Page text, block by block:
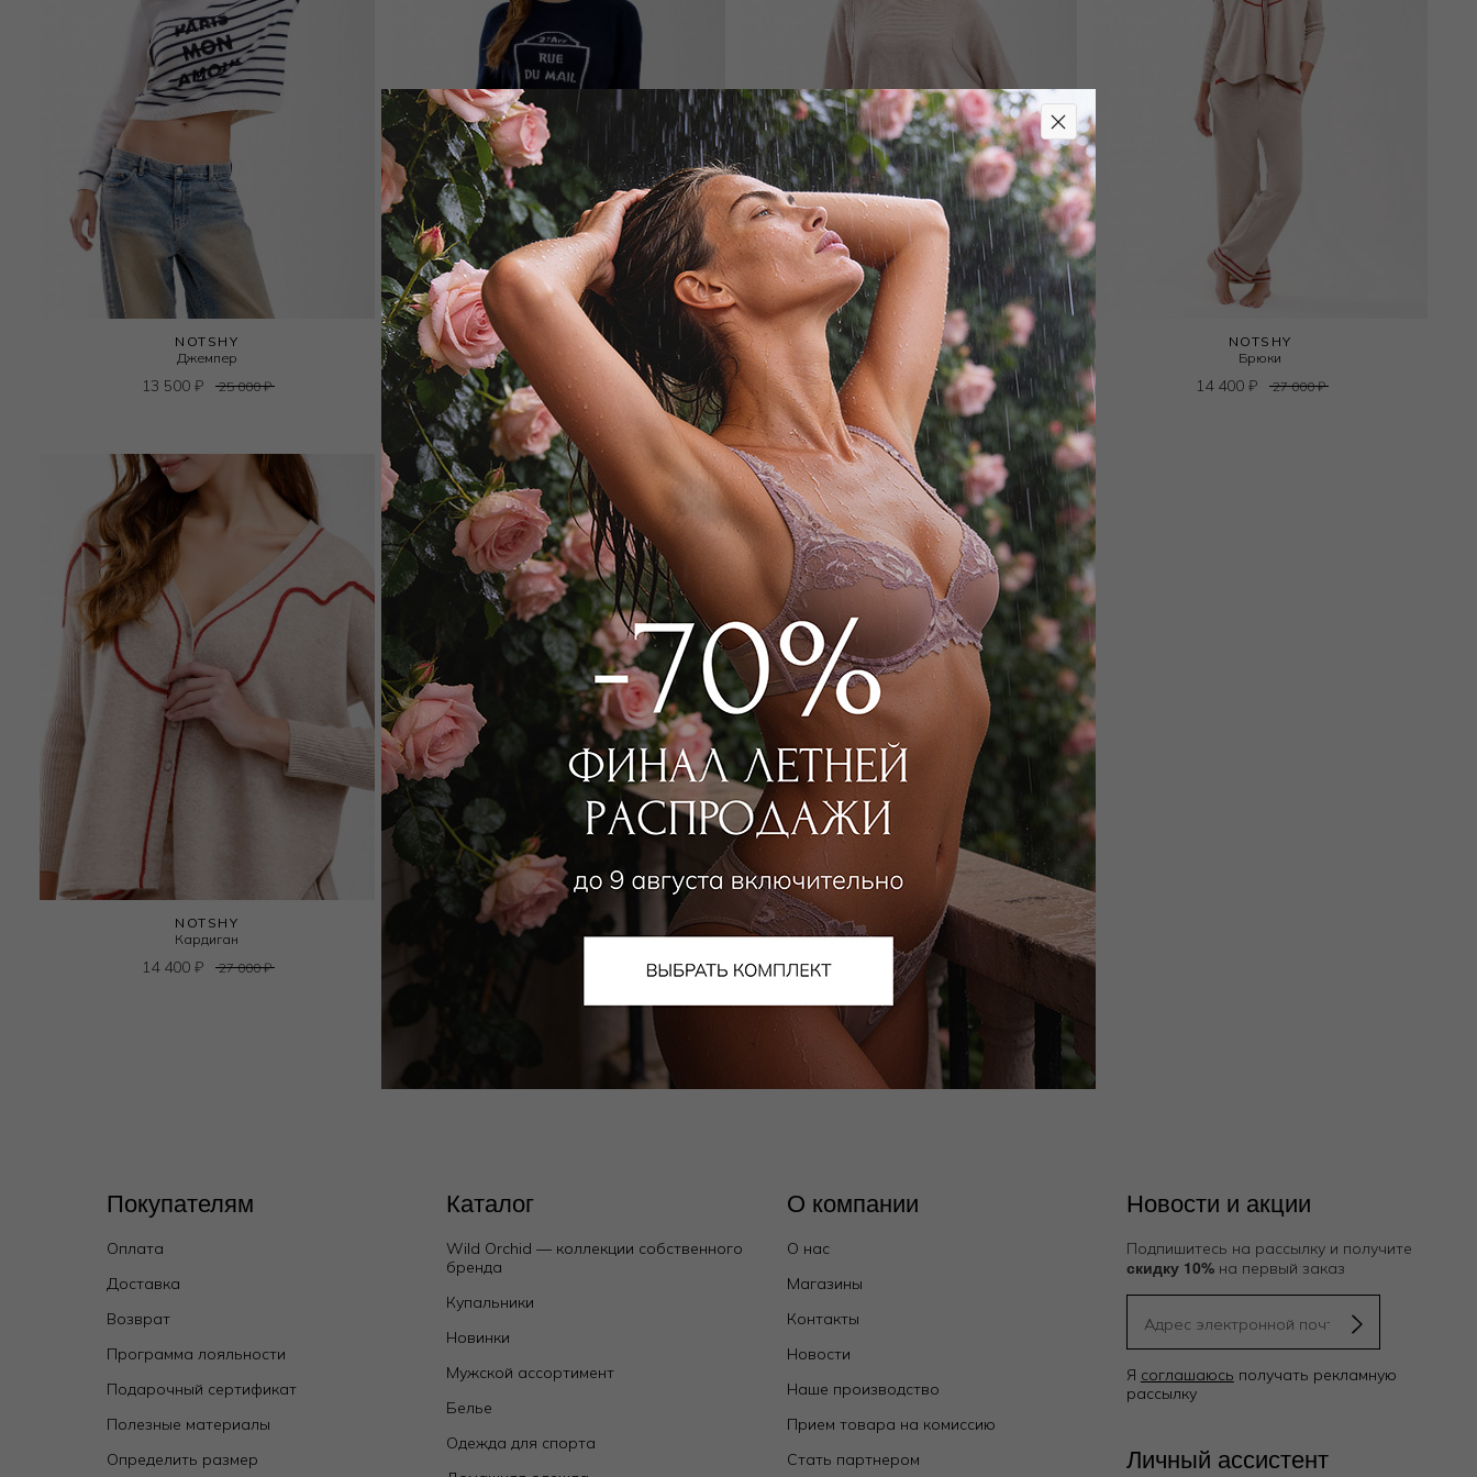
NOTSHY
Джемпер
13 500₽ 25 000₽
NOTSHY
Джемпер
20 250 37 000
NOTSHY
Свитер
18 000 33 000₽
NOTSHY
Брюки
14 400 ₽ 27 000₽
NOTSHY
Кардиган
14 400₽ 27 000₽
Покупателям
Оплата
Доставка
Возврат
Программа лояльности
Подарочный сертификат
Полезные материалы
Определить размер
Каталог
Wild Orchid — коллекции собственного
бренда
Купальники
Новинки
Мужской ассортимент
Белье
Одежда для спорта
О компании
О нас
Магазины
Контакты
Новости
Наше производство
Прием товара на комиссию
Стать партнером
Новости и акции
Подпишитесь на рассылку и получите
скидку 10%на первый заказ
Я соглашаюсь получать рекламную
рассылку
Личный ассистент